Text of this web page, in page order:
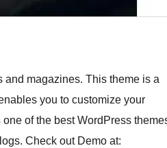
magazines. This theme is a
you to customize your
of the best WordPress
Check out Demo at: